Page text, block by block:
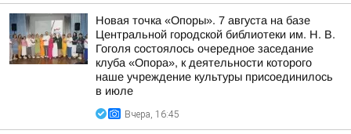
Новая точка «Опоры». 7 августа на базе
Центральной городской библиотеки им. Н. В.
Гоголя состоялось очередное заседание
клуба «Опора», к деятельности которого
наше учреждение культуры присоединилось
в июле
Вчера, 16:45